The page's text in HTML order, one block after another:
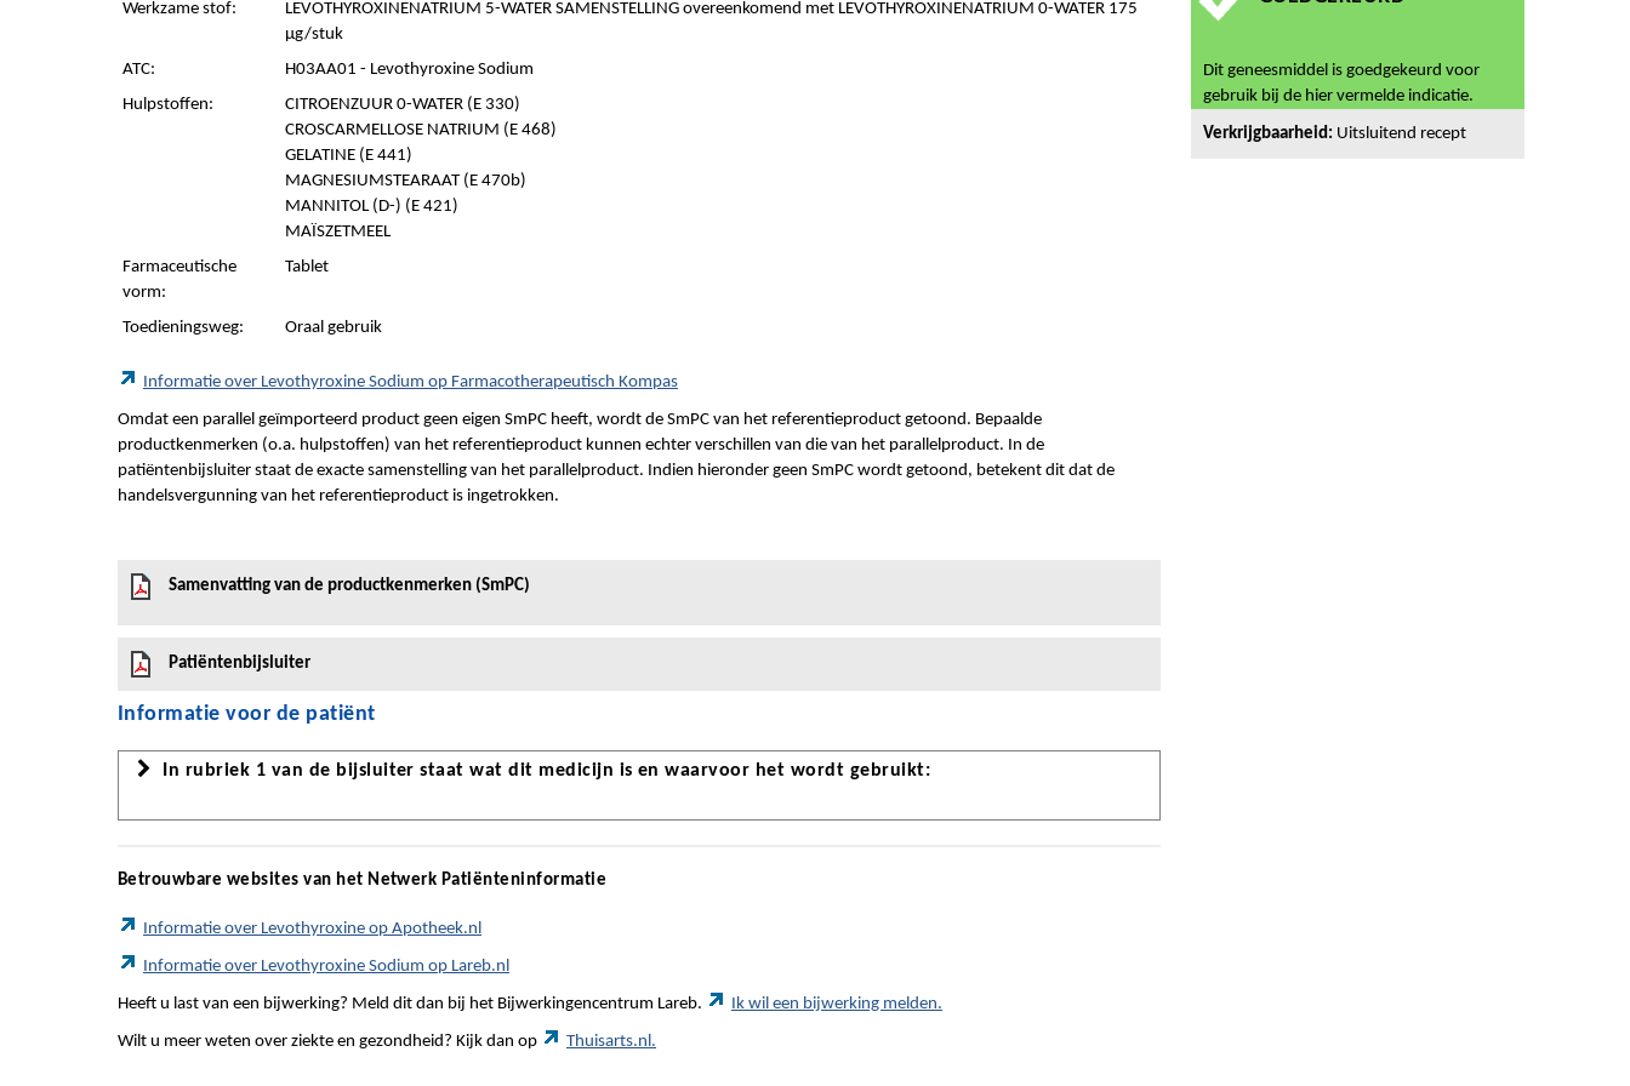
Werkzame stof:
LEVOTHYROXINENATRIUM 5-WATER SAMENSTELLING overeenkomend met LEVOTHYROXINENATRIUM 0-WATER 175
µg/stuk
ATC:
H03AA01 - Levothyroxine Sodium
Hulpstoffen:
CITROENZUUR 0-WATER (E 330)
CROSCARMELLOSE NATRIUM (E 468)
GELATINE (E 441)
MAGNESIUMSTEARAAT (E 470b)
MANNITOL (D-) (E 421)
MAÏSZETMEEL
Farmaceutische
vorm:
Tablet
Toedieningsweg: Oraal gebruik
Informatie over Levothyroxine Sodium op Farmacotherapeutisch Kompas
Omdat een parallel geïmporteerd product geen eigen SmPC heeft, wordt de SmPC van het referentieproduct getoond. Bepaalde
productkenmerken (o.a. hulpstoffen) van het referentieproduct kunnen echter verschillen van die van het parallelproduct. In de
patiëntenbijsluiter staat de exacte samenstelling van het parallelproduct. Indien hieronder geen SmPC wordt getoond, betekent dit dat de
handelsvergunning van het referentieproduct is ingetrokken.
Samenvatting van de productkenmerken (SmPC)
Patiëntenbijsluiter
Informatie voor de patiënt
In rubriek 1 van de bijsluiter staat wat dit medicijn is en waarvoor het wordt gebruikt:
Betrouwbare websites van het Netwerk Patiënteninformatie
Informatie over Levothyroxine op Apotheek.nl
Informatie over Levothyroxine Sodium op Lareb.nl
Heeft u last van een bijwerking? Meld dit dan bij het Bijwerkingencentrum Lareb. Ik wil een bijwerking melden.
Wilt u meer weten over ziekte en gezondheid? Kijk dan op Thuisarts.nl.
Dit geneesmiddel is goedgekeurd voor
gebruik bij de hier vermelde indicatie.
Verkrijgbaarheid: Uitsluitend recept